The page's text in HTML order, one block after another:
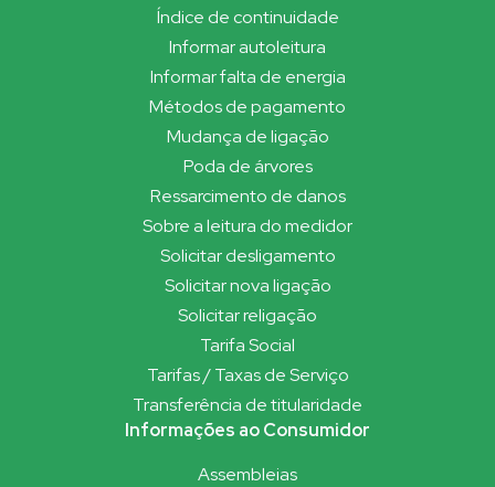
Índice de continuidade
Informar autoleitura
Informar falta de energia
Métodos de pagamento
Mudança de ligação
Poda de árvores
Ressarcimento de danos
Sobre a leitura do medidor
Solicitar desligamento
Solicitar nova ligação
Solicitar religação
Tarifa Social
Tarifas / Taxas de Serviço
Transferência de titularidade
Informações ao Consumidor
Assembleias